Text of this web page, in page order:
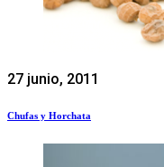
27 junio, 2011
Chufas y Horchata